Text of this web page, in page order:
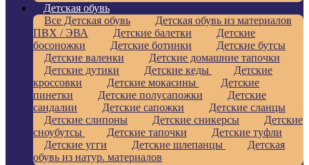
Детская обувь
Все Детская обувь
Детская обувь из материалов
ПВХ / ЭВА
Детские балетки
Детские
босоножки
Детские ботинки
Детские бутсы
Детские валенки
Детские домашние тапочки
Детские дутики
Детские кеды
Детские
кроссовки
Детские мокасины
Детские
пинетки
Детские полусапожки
Детские
сандалии
Детские сапожки
Детские сланцы
Детские слипоны
Детские сникерсы
Детские
сноубутсы
Детские тапочки
Детские туфли
Детские угги
Детские шлепанцы
Детская
обувь из натур. материалов